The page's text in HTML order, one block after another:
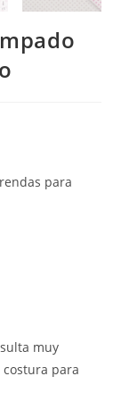
para
muy
para